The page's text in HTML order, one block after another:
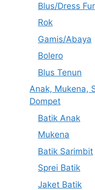
Blus/Dress
Rok
Gamis/Abaya
Bolero
Blus Tenun
Anak, Mukena,
Dompet
Batik Anak
Mukena
Batik Sarimbit
Sprei Batik
Jaket Batik